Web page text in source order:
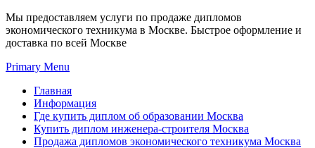
Мы предоставляем услуги по продаже дипломов
экономического техникума в Москве. Быстрое оформление и
доставка по всей Москве
Primary Menu
Главная
Информация
Где купить диплом об образовании Москва
Купить диплом инженера-строителя Москва
Продажа дипломов экономического техникума Москва